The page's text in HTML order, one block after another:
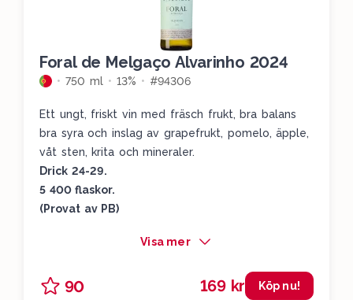
Foral de Melgaço Alvarinho 2024
750 ml 13% #94306
Ett ungt, friskt vin med fräsch frukt, bra balans
bra syra och inslag av grapefrukt, pomelo, äpple,
våt sten, krita och mineraler.
Drick 24-29.
5 400 flaskor.
(Provat av PB)
Visa mer
90 169 kr Köp nu!